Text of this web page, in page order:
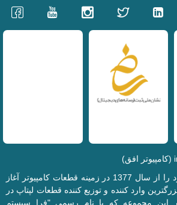
کامپیوتر افق، فعالیت خود را از سال 1377 در زمینه قطعات کامپیوتر آغاز
وارد کننده و توزیع کننده قطعات لپتاپ در
این مجموعه که با نام رسمی "فرا سیستم